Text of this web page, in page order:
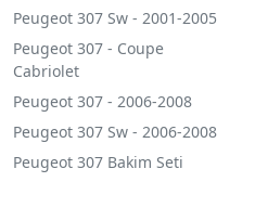
Peugeot 307 Sw - 2001-2005
Peugeot 307 - Coupe
Cabriolet
Peugeot 307 - 2006-2008
Peugeot 307 Sw - 2006-2008
Peugeot 307 Bakim Seti